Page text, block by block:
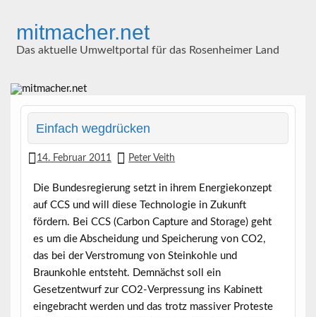
contentmitmacher.net
Das aktuelle Umweltportal für das Rosenheimer Land
Einfach wegdrücken
14. Februar 2011 Peter Veith
Die Bundesregierung setzt in ihrem Energiekonzept
auf CCS und will diese Technologie in Zukunft
fördern. Bei CCS (Carbon Capture and Storage) geht
es um die Abscheidung und Speicherung von CO2,
das bei der Verstromung von Steinkohle und
Braunkohle entsteht. Demnächst soll ein
Gesetzentwurf zur CO2-Verpressung ins Kabinett
eingebracht werden und das trotz massiver Proteste